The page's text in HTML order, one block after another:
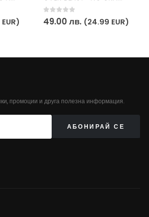
0out of 5
49.00 лв. (24.99 EUR)
промоции и друга полезна информация.